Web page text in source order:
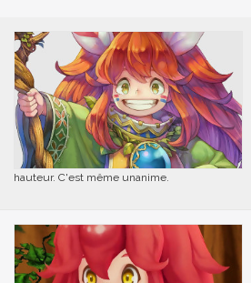
hauteur. C'est même unanime.